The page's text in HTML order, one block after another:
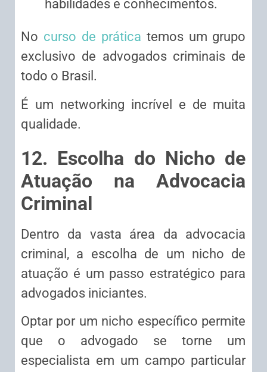
habilidades e conhecimentos.
No curso de prática temos um grupo
exclusivo de advogados criminais de
todo o Brasil.
É um networking incrível e de muita
qualidade.
12. Escolha do Nicho de
Atuação na Advocacia
Criminal
Dentro da vasta área da advocacia
criminal, a escolha de um nicho de
atuação é um passo estratégico para
advogados iniciantes.
Optar por um nicho específico permite
que o advogado se torne um
especialista em um campo particular